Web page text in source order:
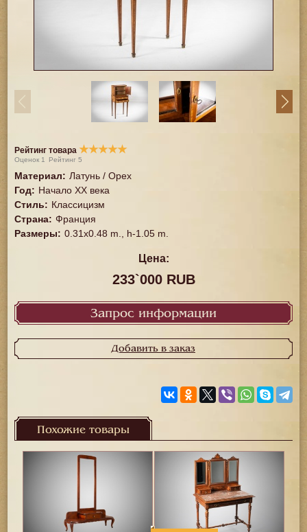
Рейтинг товара ★★★★★
Оценок 1 Рейтинг5
Материал: Латунь / Орех
Год: Начало XX века
Стиль: Классицизм
Страна: Франция
Размеры: 0.31x0.48 m., h-1.05 m.
Цена:
233`000 RUB
Запрос информации
Добавить в заказ
Похожие товары